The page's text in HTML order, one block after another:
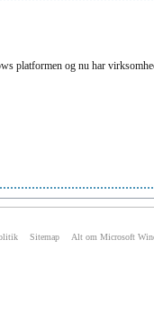
platformen og nu har
Sitemap Alt om Microsoft